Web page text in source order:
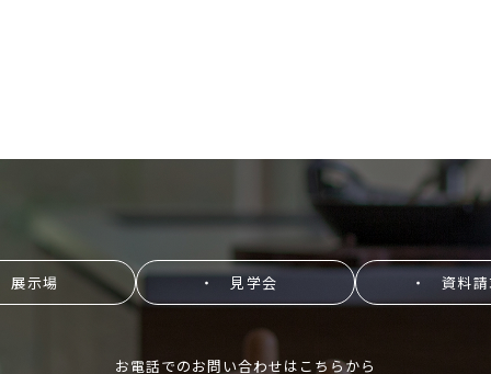
示場 ・ 見学会 ・ 資料請
お電話でのお問い合わせはこちらから